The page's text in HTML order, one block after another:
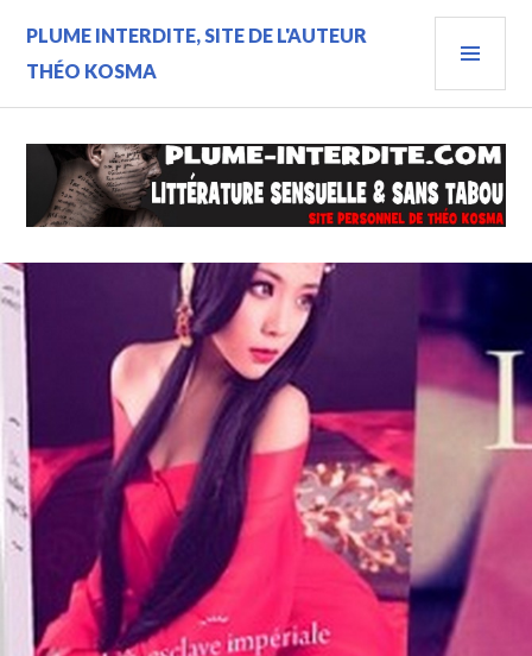
contenu
PLUME INTERDITE, SITE DE L'AUTEUR
THÉO KOSMA